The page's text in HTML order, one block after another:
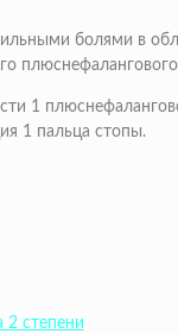
болями в
1
1 пальца стопы.
2 степени